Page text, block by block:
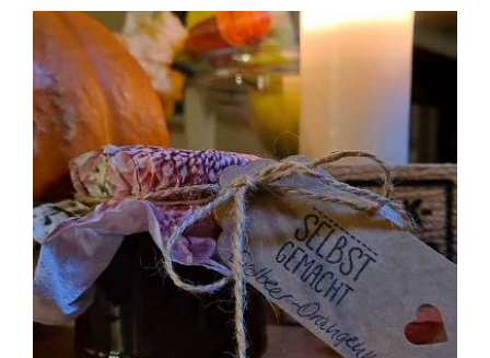
Anfahrt + Kontakt